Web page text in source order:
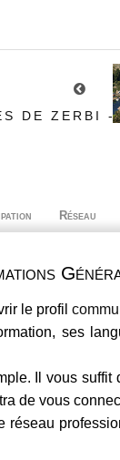
DE ZERBI -
Réseau
le profil
ses
Il vous
de vous
réseau